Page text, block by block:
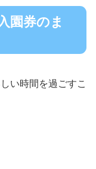
園券のま
い時間を過ごすこ